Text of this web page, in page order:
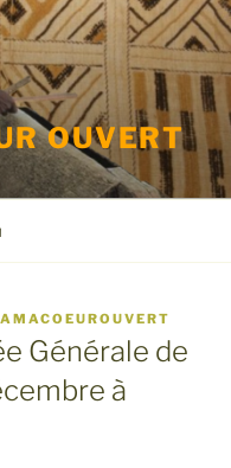
OUVERT
Générale de
à